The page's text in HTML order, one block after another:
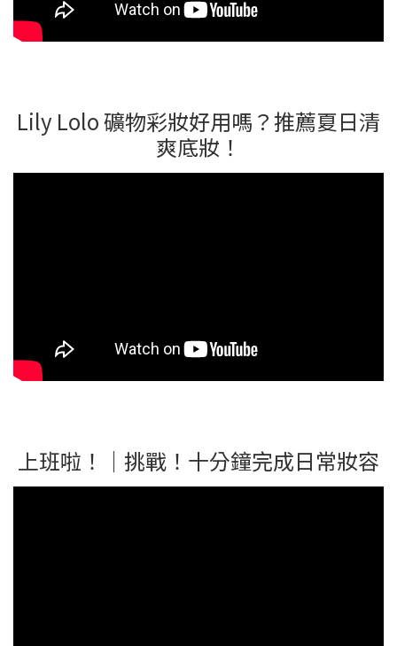
Lily Lolo 礦物彩妝好用嗎？推薦夏日清
爽底妝！
上班啦！｜挑戰！十分鐘完成日常妝容